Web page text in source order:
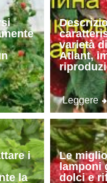
varietà
Atlant,
Leggere
i
la
Le
lamponi
dolci e